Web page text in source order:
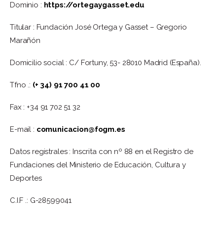
Dominio : https://ortegaygasset.edu
Titular : Fundación José Ortega y Gasset – Gregorio
Marañón
Domicilio social : C/ Fortuny, 53- 28010 Madrid (España).
Tfno .: (+ 34) 91 700 41 00
Fax : +34 91 702 51 32
E-mail : comunicacion@fogm.es
Datos registrales : Inscrita con nº 88 en el Registro de
Fundaciones del Ministerio de Educación, Cultura y
Deportes
C.I.F .: G-28599041